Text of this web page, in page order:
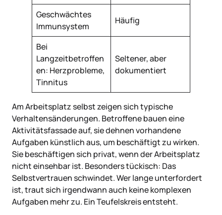
Geschwächtes
Immunsystem
Häufig
Bei
Langzeitbetroffen
en: Herzprobleme,
Tinnitus
Seltener, aber
dokumentiert
Am Arbeitsplatz selbst zeigen sich typische
Verhaltensänderungen. Betroffene bauen eine
Aktivitätsfassade auf, sie dehnen vorhandene
Aufgaben künstlich aus, um beschäftigt zu wirken.
Sie beschäftigen sich privat, wenn der Arbeitsplatz
nicht einsehbar ist. Besonders tückisch: Das
Selbstvertrauen schwindet. Wer lange unterfordert
ist, traut sich irgendwann auch keine komplexen
Aufgaben mehr zu. Ein Teufelskreis entsteht.